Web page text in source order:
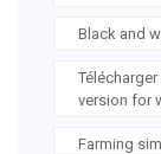
Black and
version for
Farming